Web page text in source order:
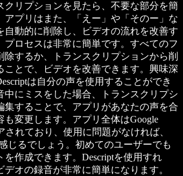
クリプションを見たら、不要な部分を簡
アプリはまた、「えー」や「そのー」な
自動的に削除し、ビデオの流れを改善す
プロセスは非常に簡単です。すべてのフ
除するか、トランスクリプションから削
ことで、ビデオを改善できます。興味深
は自分の声を使用することができ
中にミスをした場合、トランスクリプシ
集することで、アプリがあなたの声を合
も変更します。アプリ全体はGoogle
されており、使用に問題がなければ、
じるでしょう。初めてのユーザーでも
を作成できます。Descriptを使用すれ
オの録音が非常に簡単になります。